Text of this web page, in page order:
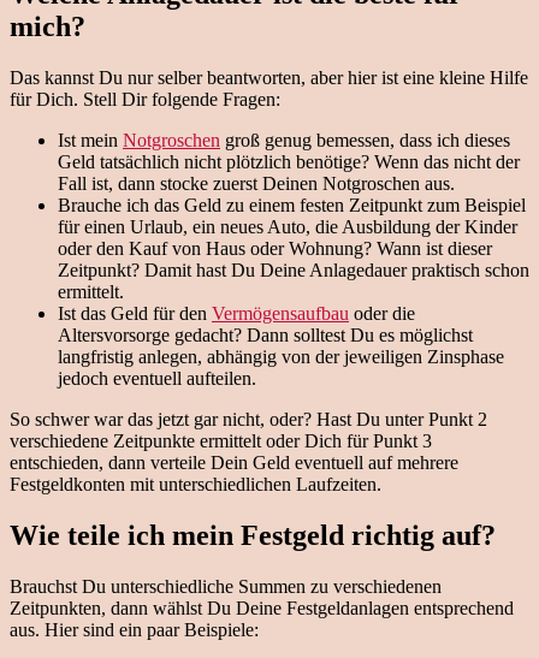
mich?
Das kannst Du nur selber beantworten, aber hier ist eine kleine Hilfe
für Dich. Stell Dir folgende Fragen:
Ist mein Notgroschen groß genug bemessen, dass ich dieses
Geld tatsächlich nicht plötzlich benötige? Wenn das nicht der
Fall ist, dann stocke zuerst Deinen Notgroschen aus.
Brauche ich das Geld zu einem festen Zeitpunkt zum Beispiel
für einen Urlaub, ein neues Auto, die Ausbildung der Kinder
oder den Kauf von Haus oder Wohnung? Wann ist dieser
Zeitpunkt? Damit hast Du Deine Anlagedauer praktisch schon
ermittelt.
Ist das Geld für den Vermögensaufbau oder die
Altersvorsorge gedacht? Dann solltest Du es möglichst
langfristig anlegen, abhängig von der jeweiligen Zinsphase
jedoch eventuell aufteilen.
So schwer war das jetzt gar nicht, oder? Hast Du unter Punkt 2
verschiedene Zeitpunkte ermittelt oder Dich für Punkt 3
entschieden, dann verteile Dein Geld eventuell auf mehrere
Festgeldkonten mit unterschiedlichen Laufzeiten.
Wie teile ich mein Festgeld richtig auf?
Brauchst Du unterschiedliche Summen zu verschiedenen
Zeitpunkten, dann wählst Du Deine Festgeldanlagen entsprechend
aus. Hier sind ein paar Beispiele: